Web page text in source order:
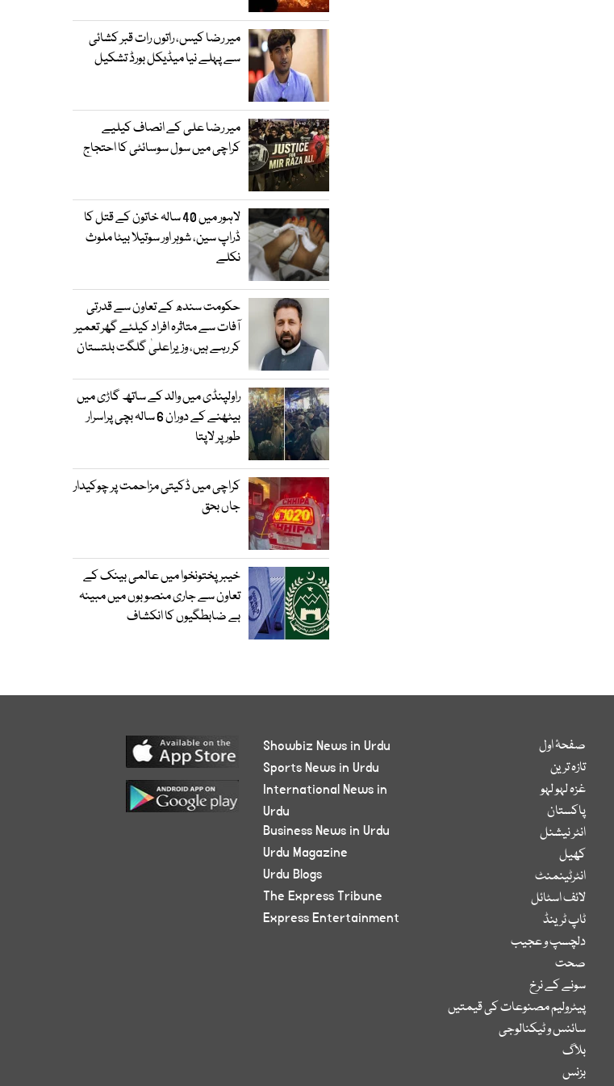
میر رضا کیس، راتوں رات قبر کشائی
سے پہلے نیا میڈیکل بورڈ تشکیل
میر رضا علی کے انصاف کیلیے
کراچی میں سول سوسائٹی کا احتجاج
لاہور میں 40 سالہ خاتون کے قتل کا
ڈراپ سین، شوہر اور سوتیلا بیٹا ملوث
نکلے
حکومت سندھ کے تعاون سے قدرتی
آفات سے متاثرہ افراد کیلئے گھر تعمیر
کر رہے ہیں، وزیراعلیٰ گلگت بلتستان
راولپنڈی میں والد کے ساتھ گاڑی میں
بیٹھنے کے دوران 6 سالہ بچی پراسرار
طور پر لاپتا
کراچی میں ڈکیتی مزاحمت پر چوکیدار
جاں بحق
خیبرپختونخوا میں عالمی بینک کے
تعاون سے جاری منصوبوں میں مبینہ
بے ضابطگیوں کا انکشاف
صفحۂ اول
تازہ ترین
غزہ لہو لہو
پاکستان
انٹر نیشنل
کھیل
انٹرٹینمنٹ
لائف اسٹائل
ٹاپ ٹرینڈ
دلچسپ و عجیب
صحت
سونے کے نرخ
پیٹرولیم مصنوعات کی قیمتیں
سائنس و ٹیکنالوجی
بلاگ
بزنس
Showbiz News in Urdu
Sports News in Urdu
International News in
Urdu
Business News in Urdu
Urdu Magazine
Urdu Blogs
The Express Tribune
Express Entertainment